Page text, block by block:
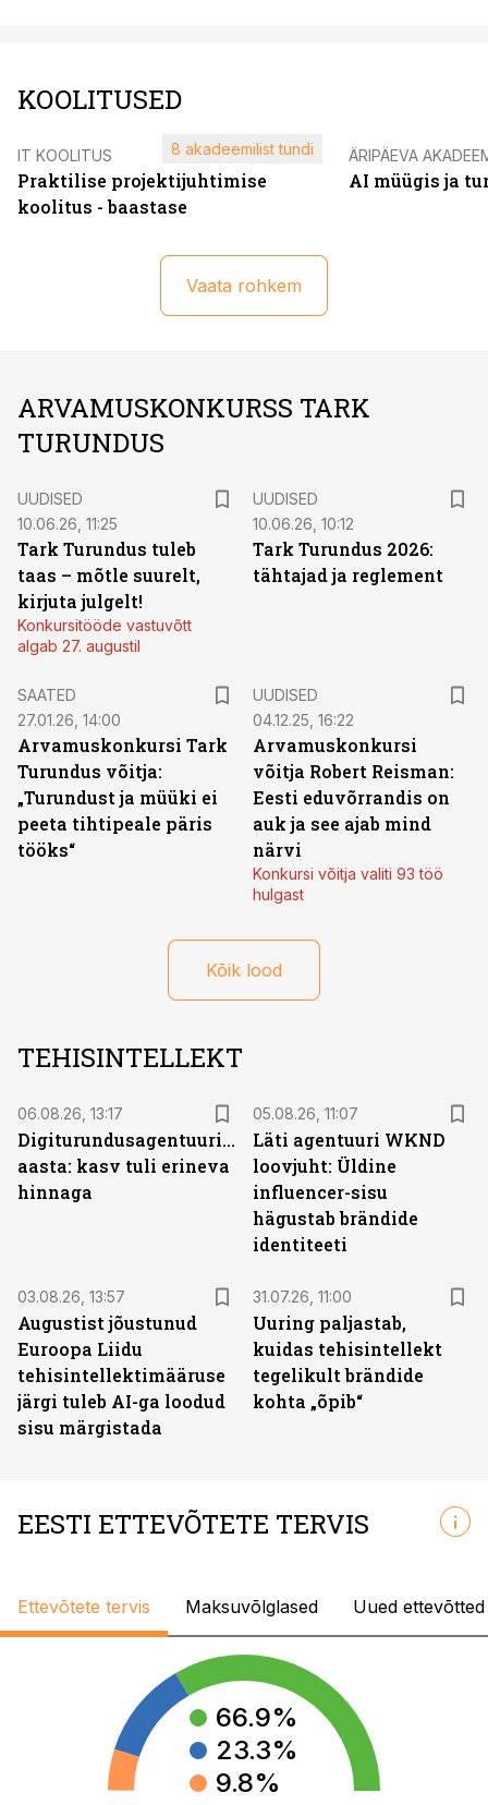
KOOLITUSED
IT KOOLITUS
Praktilise projektijuhtimise
koolitus - baastase
8 akadeemilist tundi ÄRIPÄEVA
AI müügis ja
Vaata rohkem
ARVAMUSKONKURSS TARK
TURUNDUS
UUDISED
10.06.26, 11:25
Tark Turundus tuleb
taas – mõtle suurelt,
kirjuta julgelt!
Konkursitööde vastuvõtt
algab 27. augustil
UUDISED
10.06.26, 10:12
Tark Turundus 2026:
tähtajad ja reglement
SAATED
27.01.26, 14:00
Arvamuskonkursi Tark
Turundus võitja:
„Turundust ja müüki ei
peeta tihtipeale päris
tööks“
UUDISED
04.12.25, 16:22
Arvamuskonkursi
võitja Robert Reisman:
Eesti eduvõrrandis on
auk ja see ajab mind
närvi
Konkursi võitja valiti 93 töö
hulgast
Kõik lood
TEHISINTELLEKT
06.08.26, 13:17
Digiturundusagentuuride
aasta: kasv tuli erineva
hinnaga
05.08.26, 11:07
Läti agentuuri WKND
loovjuht: Üldine
influencer-sisu
hägustab brändide
identiteeti
03.08.26, 13:57
Augustist jõustunud
Euroopa Liidu
tehisintellektimääruse
järgi tuleb AI-ga loodud
sisu märgistada
31.07.26, 11:00
Uuring paljastab,
kuidas tehisintellekt
tegelikult brändide
kohta „õpib“
EESTI ETTEVÕTETE TERVIS
Ettevõtete tervis Maksuvõlglased Uued ettevõtted
66.9%
23.3%
9.8%